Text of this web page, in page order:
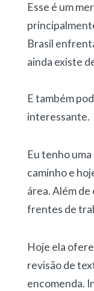
Esse é um
Brasil
ainda existe
E também
interessante.
Eu tenho
caminho e
área. Além
frentes de
Hoje ela
revisão de
encomenda.